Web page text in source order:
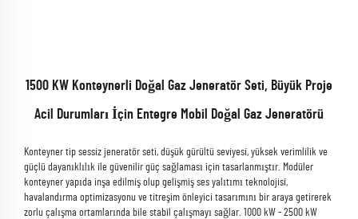
1500 KW Konteynerli Doğal Gaz Jeneratör Seti, Büyük Proje
Acil Durumları İçin Entegre Mobil Doğal Gaz Jeneratörü
Konteyner tip sessiz jeneratör seti, düşük gürültü seviyesi, yüksek verimlilik ve
güçlü dayanıklılık ile güvenilir güç sağlaması için tasarlanmıştır. Modüler
konteyner yapıda inşa edilmiş olup gelişmiş ses yalıtımı teknolojisi,
havalandırma optimizasyonu ve titreşim önleyici tasarımını bir araya getirerek
zorlu çalışma ortamlarında bile stabil çalışmayı sağlar. 1000 kW - 2500 kW